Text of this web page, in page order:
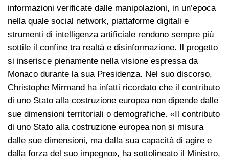
informazioni verificate dalle manipolazioni, in un’epoca
nella quale social network, piattaforme digitali e
strumenti di intelligenza artificiale rendono sempre più
sottile il confine tra realtà e disinformazione. Il progetto
si inserisce pienamente nella visione espressa da
Monaco durante la sua Presidenza. Nel suo discorso,
Christophe Mirmand ha infatti ricordato che il contributo
di uno Stato alla costruzione europea non dipende dalle
sue dimensioni territoriali o demografiche. «Il contributo
di uno Stato alla costruzione europea non si misura
dalle sue dimensioni, ma dalla sua capacità di agire e
dalla forza del suo impegno», ha sottolineato il Ministro,